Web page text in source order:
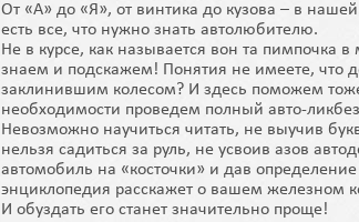
От «А» до «Я», от винтика до кузова – в
есть все, что нужно знать автолюбителю.
Не в курсе, как называется вон та пимпочка
знаем и подскажем! Понятия не имеете, что
заклинившим колесом? И здесь поможем
необходимости проведем полный авто-
Невозможно научиться читать, не выучив
нельзя садиться за руль, не усвоив азов
автомобиль на «косточки» и дав
энциклопедия расскажет о вашем железном
И обуздать его станет значительно проще!